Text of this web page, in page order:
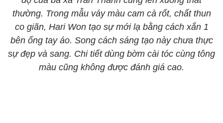
thường. Trong mẫu váy màu cam cà rốt, chất thun
co giãn, Hari Won tạo sự mới lạ bằng cách xắn 1
bên ống tay áo. Song cách sáng tạo này chưa thực
sự đẹp và sang. Chi tiết dùng bờm cài tóc cùng tông
màu cũng không được đánh giá cao.